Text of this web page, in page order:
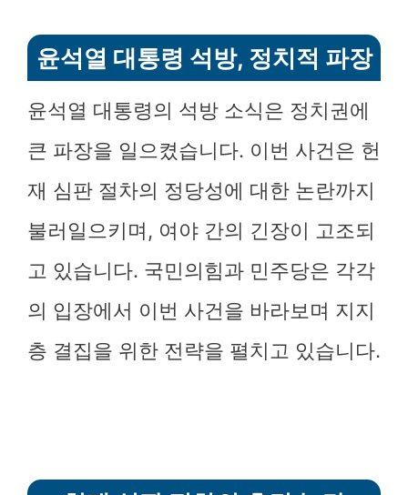
윤석열 대통령 석방, 정치적 파장
윤석열 대통령의 석방 소식은 정치권에
큰 파장을 일으켰습니다. 이번 사건은 헌
재 심판 절차의 정당성에 대한 논란까지
불러일으키며, 여야 간의 긴장이 고조되
고 있습니다. 국민의힘과 민주당은 각각
의 입장에서 이번 사건을 바라보며 지지
층 결집을 위한 전략을 펼치고 있습니다.